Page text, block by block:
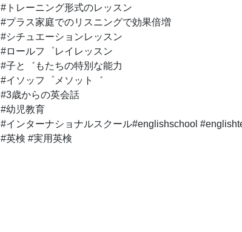
#トレーニング形式のレッスン
#プラス家庭でのリスニングで効果倍増
#シチュエーションレッスン
#ロールフ゜レイレッスン
#子と゛もたちの特別な能力
#イソッフ゜メソット゛
#3歳からの英会話
#幼児教育
#インターナショナルスクール#englishschool
#英検 #実用英検